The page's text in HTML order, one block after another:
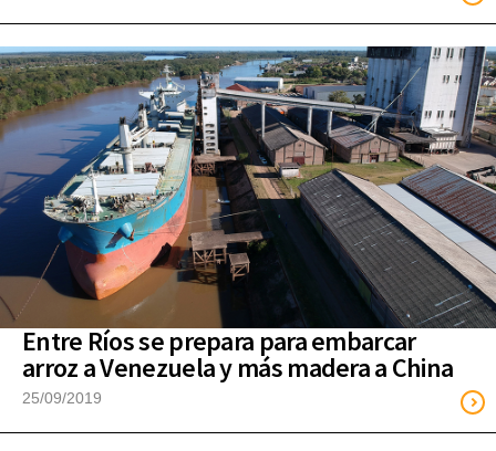
Entre Ríos se prepara para embarcar
arroz a Venezuela y más madera a China
25/09/2019